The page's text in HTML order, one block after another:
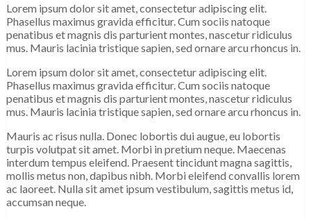
Lorem ipsum dolor sit amet, consectetur adipiscing elit.
Phasellus maximus gravida efficitur. Cum sociis natoque
penatibus et magnis dis parturient montes, nascetur ridiculus
mus. Mauris lacinia tristique sapien, sed ornare arcu rhoncus in.
Lorem ipsum dolor sit amet, consectetur adipiscing elit.
Phasellus maximus gravida efficitur. Cum sociis natoque
penatibus et magnis dis parturient montes, nascetur ridiculus
mus. Mauris lacinia tristique sapien, sed ornare arcu rhoncus in.
Mauris ac risus nulla. Donec lobortis dui augue, eu lobortis
turpis volutpat sit amet. Morbi in pretium neque. Maecenas
interdum tempus eleifend. Praesent tincidunt magna sagittis,
mollis metus non, dapibus nibh. Morbi eleifend convallis lorem
ac laoreet. Nulla sit amet ipsum vestibulum, sagittis metus id,
accumsan neque.